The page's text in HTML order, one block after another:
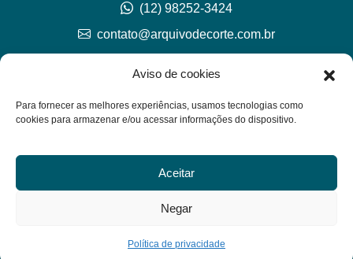
Aviso de cookies
Para fornecer as melhores experiências, usamos tecnologias como
cookies para armazenar e/ou acessar informações do dispositivo.
Aceitar
Negar
Política de privacidade
© Arquivo de corte 2026
CNPJ 57.978.789/0001-77
Lh Graphic Designer
(12) 98252-3424
contato@arquivodecorte.com.br